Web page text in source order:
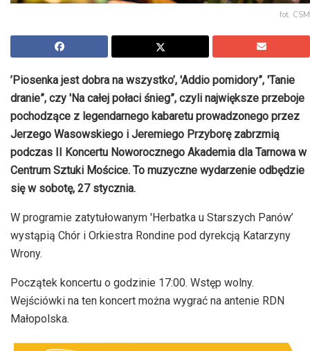
fot. CSM
’Piosenka jest dobra na wszystko’, 'Addio pomidory”, 'Tanie
dranie”, czy 'Na całej połaci śnieg”, czyli największe przeboje
pochodzące z legendarnego kabaretu prowadzonego przez
Jerzego Wasowskiego i Jeremiego Przyborę zabrzmią
podczas II Koncertu Noworocznego Akademia dla Tarnowa w
Centrum Sztuki Mościce. To muzyczne wydarzenie odbędzie
się w sobotę, 27 stycznia.
W programie zatytułowanym 'Herbatka u Starszych Panów’
wystąpią Chór i Orkiestra Rondine pod dyrekcją Katarzyny
Wrony.
Początek koncertu o godzinie 17:00. Wstęp wolny.
Wejściówki na ten koncert można wygrać na antenie RDN
Małopolska.